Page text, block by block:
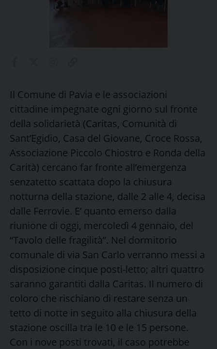
Il Comune di Pavia e le associazioni
cittadine impegnate ogni giorno sul fronte
della solidarietà (Caritas, Comunità di
Sant’Egidio, Casa del Giovane, Croce Rossa,
Associazione Piccolo Chiostro e Ronda della
Carità) cercano far fronte all’emergenza
senzatetto scattata dopo la chiusura
notturna della stazione, dalle 2 alle 4, decisa
dalle Ferrovie. E’ quanto emerso dalla
riunione di oggi, mercoledì 4 gennaio, del
“Tavolo delle fragilità”. Nel dormitorio
comunale di via San Carlo verranno messi a
disposizione cinque posti-letto; altri quattro
saranno garantiti dalla Caritas. Il numero di
coloro che rischiano di restare senza un
tetto di notte in seguito alla chiusura della
stazione oscilla tra le 10 e le 15 persone.
Con i nove posti trovati, il caso potrebbe